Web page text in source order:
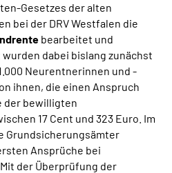
Gesetzes der alten
bei der DRV Westfalen die
bearbeitet und
dabei bislang zunächst
Neurentnerinnen und -
ihnen, die einen Anspruch
der bewilligten
17 Cent und 323 Euro. Im
Grundsicherungsämter
Ansprüche bei
der Überprüfung der